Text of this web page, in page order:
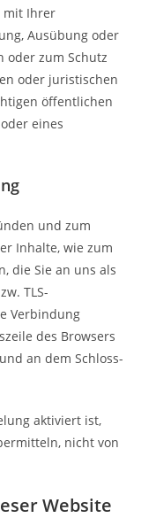
mit Ihrer
Ausübung oder
oder zum Schutz
oder juristischen
öffentlichen
eines
und zum
Inhalte, wie zum
die Sie an uns als
TLS-
Verbindung
des Browsers
an dem Schloss-
aktiviert ist,
nicht von
Website